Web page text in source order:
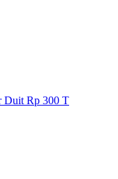
Duit Rp 300 T